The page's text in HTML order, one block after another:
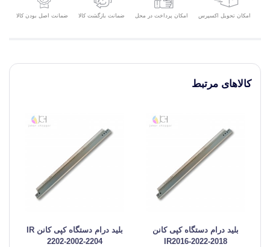
امکان تحویل اکسپرس امکان پرداخت در محل ضمانت بازگشت کالا ضمانت اصل بودن کالا
کالاهای مرتبط
بلید درام دستگاه کپی کانن
IR2016-2022-2018
بلید درام دستگاه کپی کانن IR
2202-2002-2204